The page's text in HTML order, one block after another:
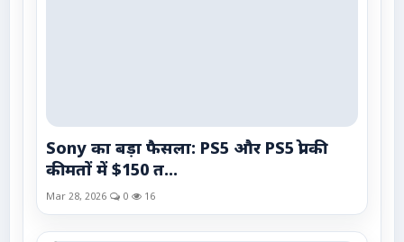
Sony का बड़ा फैसला: PS5 और PS5 प्रो की
कीमतों में $150 त...
Mar 28, 2026 0 16